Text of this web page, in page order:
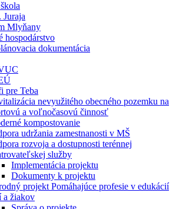
Juraja
Mlyňany
hospodárstvo
dokumentácia
pre Teba
nevyužitého obecného pozemku na
a voľnočasovú činnosť
kompostovanie
udržania zamestnanosti v MŠ
rozvoja a dostupnosti terénnej
služby
Implementácia projektu
Dokumenty k projektu
projekt Pomáhajúce profesie v edukácií
a žiakov